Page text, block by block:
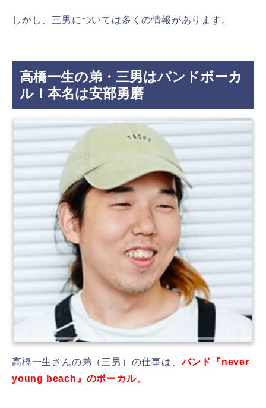
しかし、三男については多くの情報があります。
高橋一生の弟・三男はバンドボーカ
ル！本名は安部勇磨
高橋一生さんの弟（三男）の仕事は、バンド『never
young beach』のボーカル。